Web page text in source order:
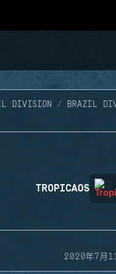
DIVISION BRAZIL
TROPICAOS
2020年7月